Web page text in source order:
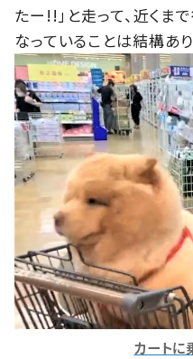
たー!!」と走って、近くま
なっていることは結構あ
カートに